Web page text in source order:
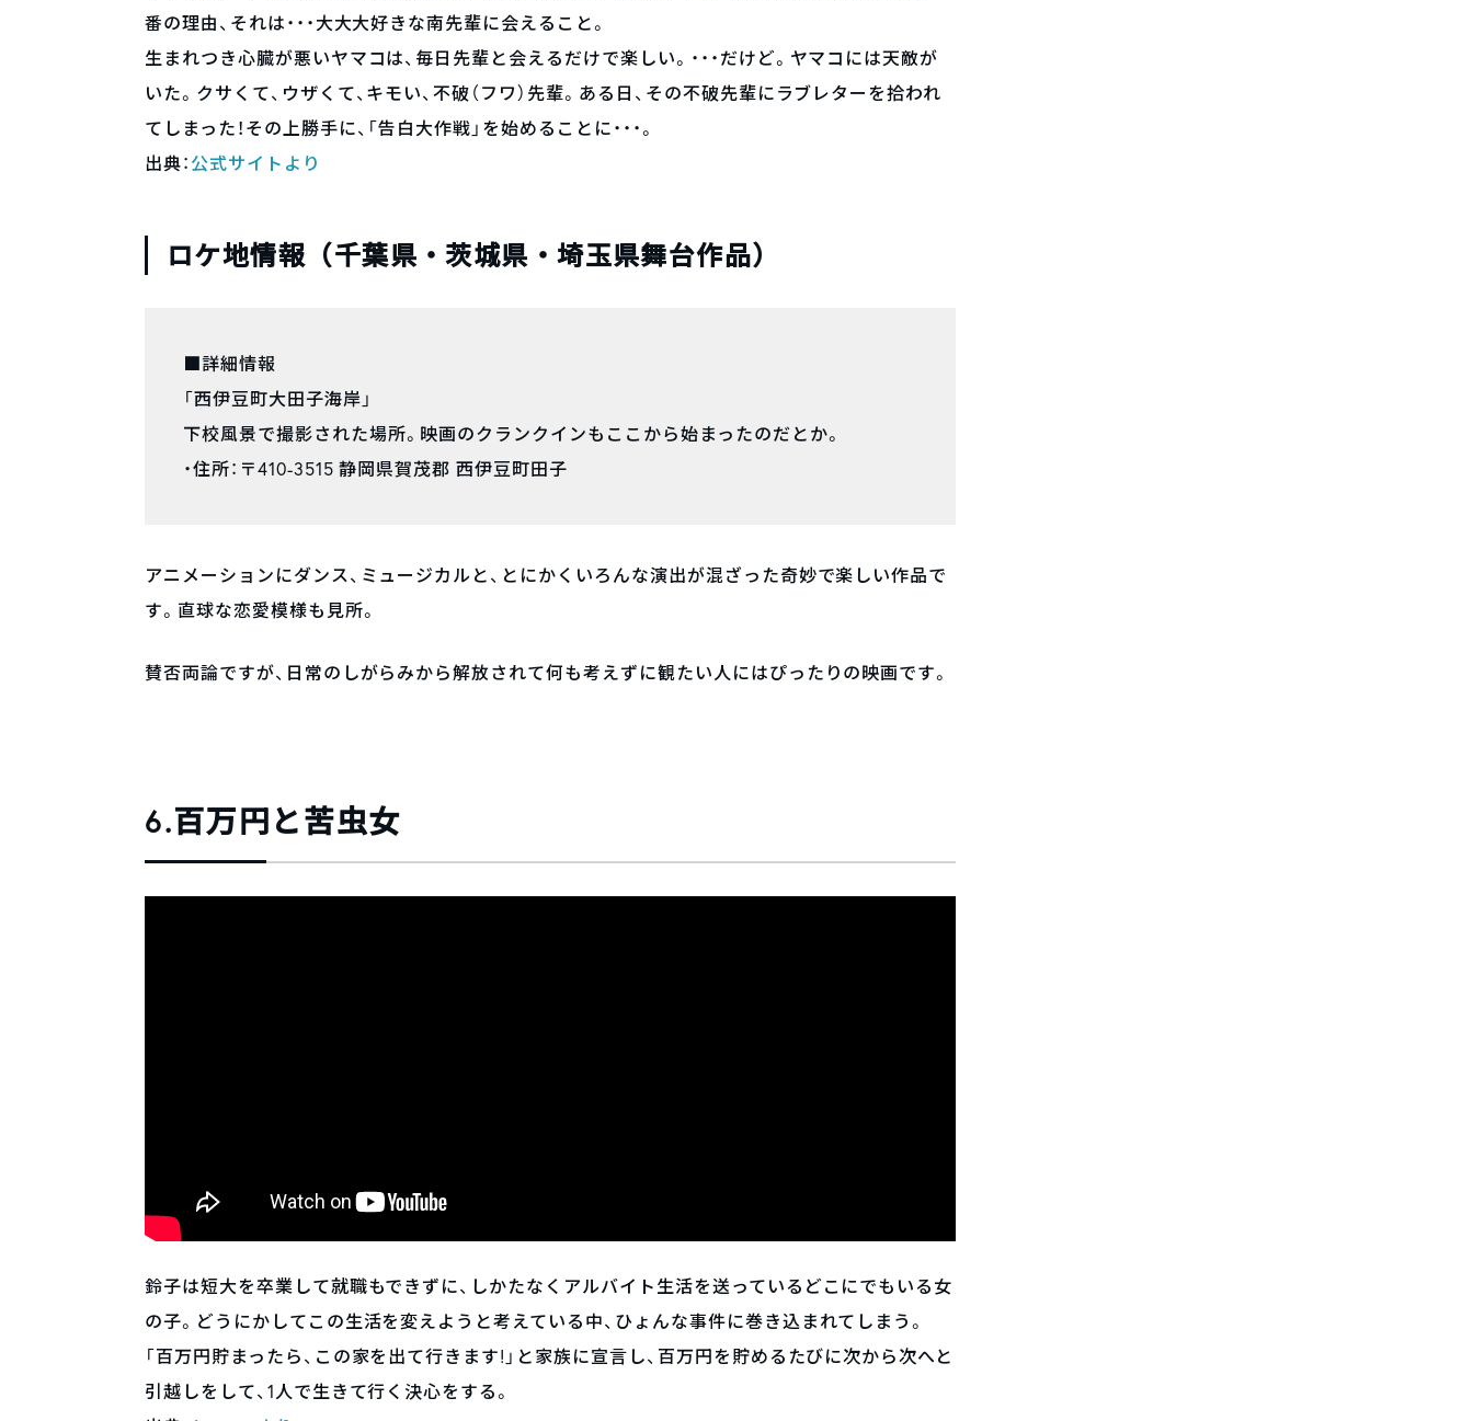
番の理由、それは・・・大大大好きな南先輩に会えること。
生まれつき心臓が悪いヤマコは、毎日先輩と会えるだけで楽しい。・・・だけど。ヤマコには天敵が
いた。クサくて、ウザくて、キモい、不破（フワ）先輩。ある日、その不破先輩にラブレターを拾われ
てしまった！その上勝手に、「告白大作戦」を始めることに・・・。
出典：公式サイトより
ロケ地情報（千葉県・茨城県・埼玉県舞台作品）
■詳細情報
「西伊豆町大田子海岸」
下校風景で撮影された場所。映画のクランクインもここから始まったのだとか。
・住所：〒410-3515 静岡県賀茂郡 西伊豆町田子
アニメーションにダンス、ミュージカルと、とにかくいろんな演出が混ざった奇妙で楽しい作品で
す。直球な恋愛模様も見所。
賛否両論ですが、日常のしがらみから解放されて何も考えずに観たい人にはぴったりの映画です。
6.百万円と苦虫女
鈴子は短大を卒業して就職もできずに、しかたなくアルバイト生活を送っているどこにでもいる女
の子。どうにかしてこの生活を変えようと考えている中、ひょんな事件に巻き込まれてしまう。
「百万円貯まったら、この家を出て行きます!」と家族に宣言し、百万円を貯めるたびに次から次へと
引越しをして、1人で生きて行く決心をする。